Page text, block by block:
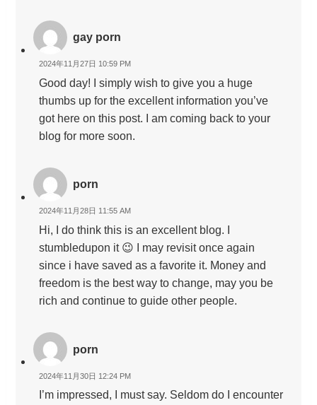
gay porn
2024年11月27日 10:59 PM
Good day! I simply wish to give you a huge
thumbs up for the excellent information you’ve
got here on this post. I am coming back to your
blog for more soon.
porn
2024年11月28日 11:55 AM
Hi, I do think this is an excellent blog. I
stumbledupon it 😉 I may revisit once again
since i have saved as a favorite it. Money and
freedom is the best way to change, may you be
rich and continue to guide other people.
porn
2024年11月30日 12:24 PM
I’m impressed, I must say. Seldom do I encounter